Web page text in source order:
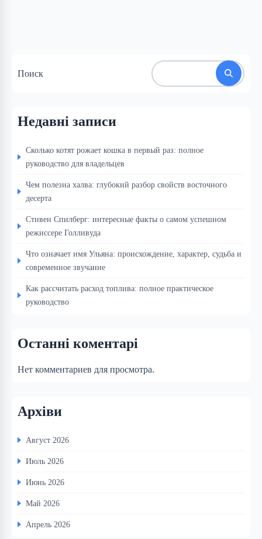
Поиск
Недавні записи
Сколько котят рожает кошка в первый раз: полное
руководство для владельцев
Чем полезна халва: глубокий разбор свойств восточного
десерта
Стивен Спилберг: интересные факты о самом успешном
режиссере Голливуда
Что означает имя Ульяна: происхождение, характер, судьба и
современное звучание
Как рассчитать расход топлива: полное практическое
руководство
Останні коментарі
Нет комментариев для просмотра.
Архіви
Август 2026
Июль 2026
Июнь 2026
Май 2026
Апрель 2026